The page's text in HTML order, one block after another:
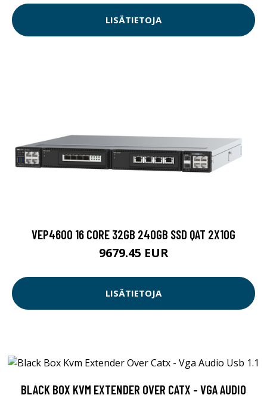
LISÄTIETOJA
VEP4600 16 CORE 32GB 240GB SSD QAT 2X10G
9679.45 EUR
LISÄTIETOJA
BLACK BOX KVM EXTENDER OVER CATX - VGA AUDIO